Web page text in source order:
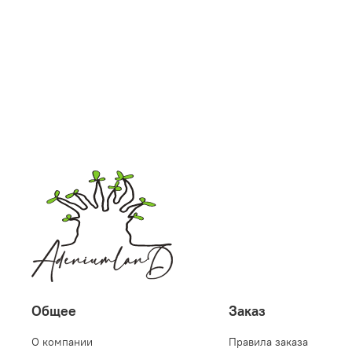
Общее
О компании
Заказ
Правила заказа